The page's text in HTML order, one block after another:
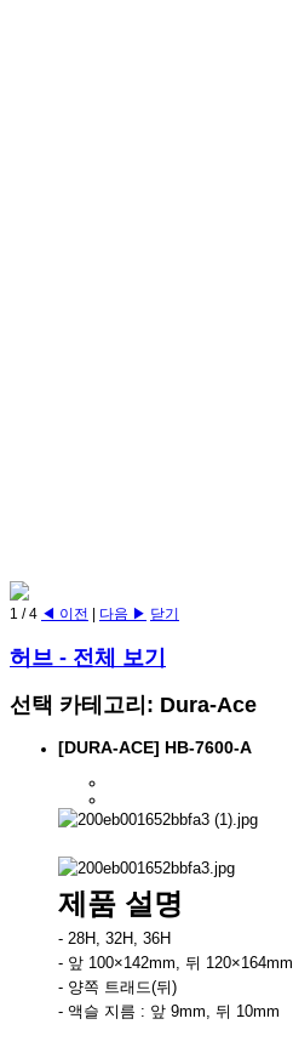
1 /4 ◀ 이전 다음 ▶ 닫기
허브 - 전체 보기
선택 카테고리: Dura-Ace
[DURA-ACE] HB-7600-A
제품 설명
- 28H, 32H, 36H
- 앞 100×142mm, 뒤 120×164mm
- 양쪽 트래드(뒤)
- 액슬 지름 : 앞 9mm, 뒤 10mm